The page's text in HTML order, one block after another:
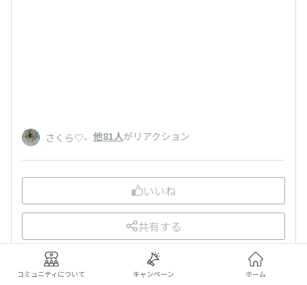
さくら♡、 他81人がリアクション
いいね
共有する
前の投稿 次の投稿
コミュニティについて キャンペーン ホーム